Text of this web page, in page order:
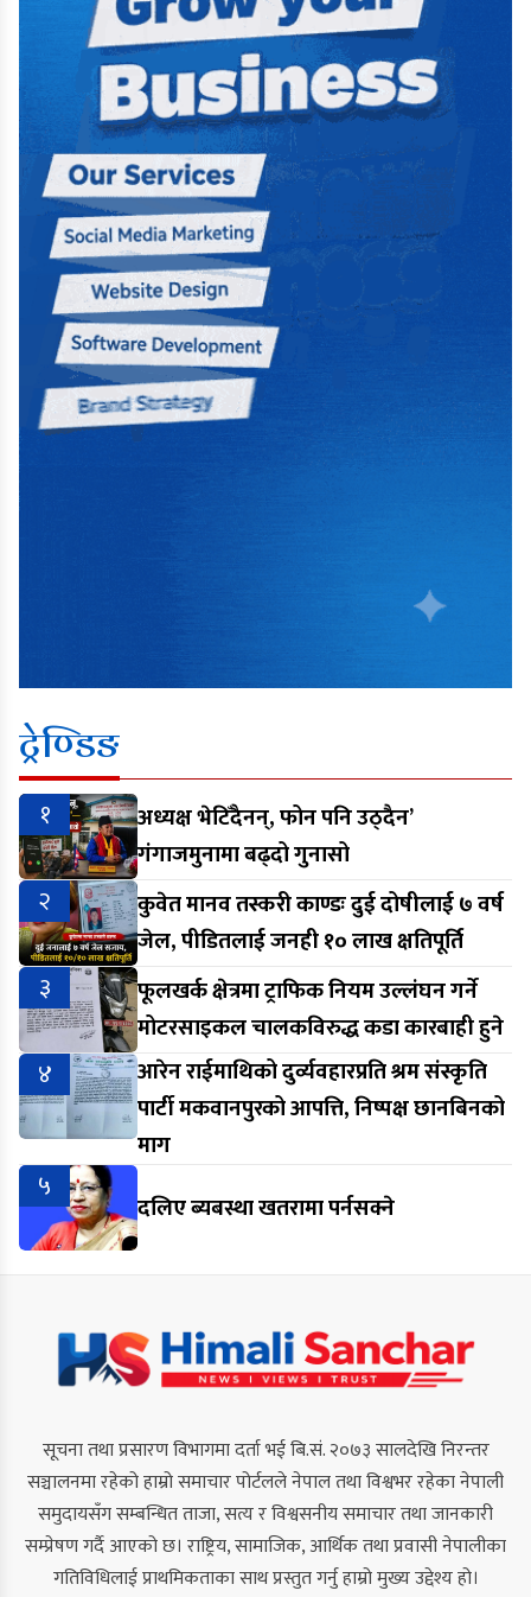
ट्रेण्डिङ
१
अध्यक्ष भेटिँदैनन्, फोन पनि उठ्दैन’
गंगाजमुनामा बढ्दो गुनासो
२
कुवेत मानव तस्करी काण्डः दुई दोषीलाई ७ वर्ष
जेल, पीडितलाई जनही १० लाख क्षतिपूर्ति
३
फूलखर्क क्षेत्रमा ट्राफिक नियम उल्लंघन गर्ने
मोटरसाइकल चालकविरुद्ध कडा कारबाही हुने
४
आरेन राईमाथिको दुर्व्यवहारप्रति श्रम संस्कृति
पार्टी मकवानपुरको आपत्ति, निष्पक्ष छानबिनको
माग
५
दलिए ब्यबस्था खतरामा पर्नसक्ने
सूचना तथा प्रसारण विभागमा दर्ता भई बि.सं. २०७३ सालदेखि निरन्तर
सञ्चालनमा रहेको हाम्रो समाचार पोर्टलले नेपाल तथा विश्वभर रहेका नेपाली
समुदायसँग सम्बन्धित ताजा, सत्य र विश्वसनीय समाचार तथा जानकारी
सम्प्रेषण गर्दै आएको छ। राष्ट्रिय, सामाजिक, आर्थिक तथा प्रवासी नेपालीका
गतिविधिलाई प्राथमिकताका साथ प्रस्तुत गर्नु हाम्रो मुख्य उद्देश्य हो।